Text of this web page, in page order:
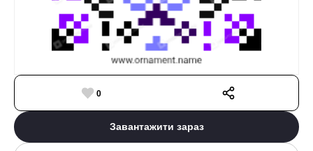
0
Завантажити зараз